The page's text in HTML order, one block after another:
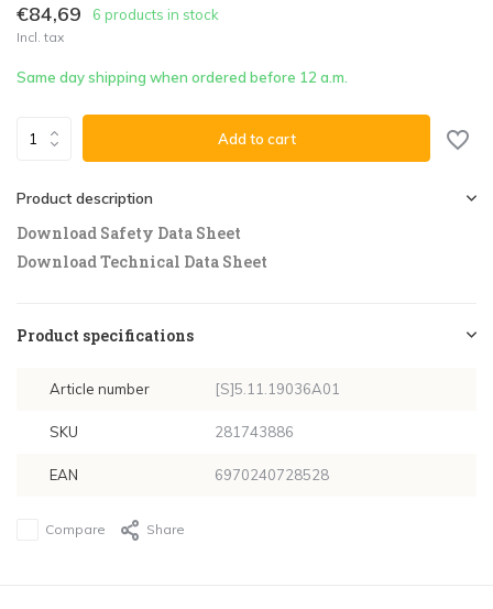
€84,69 6 products in stock
Incl. tax
Same day shipping when ordered before 12 a.m.
Add to cart
Product description
Download Safety Data Sheet
Download Technical Data Sheet
Product specifications
Article number [S]5.11.19036A01
SKU 281743886
EAN 6970240728528
Compare Share